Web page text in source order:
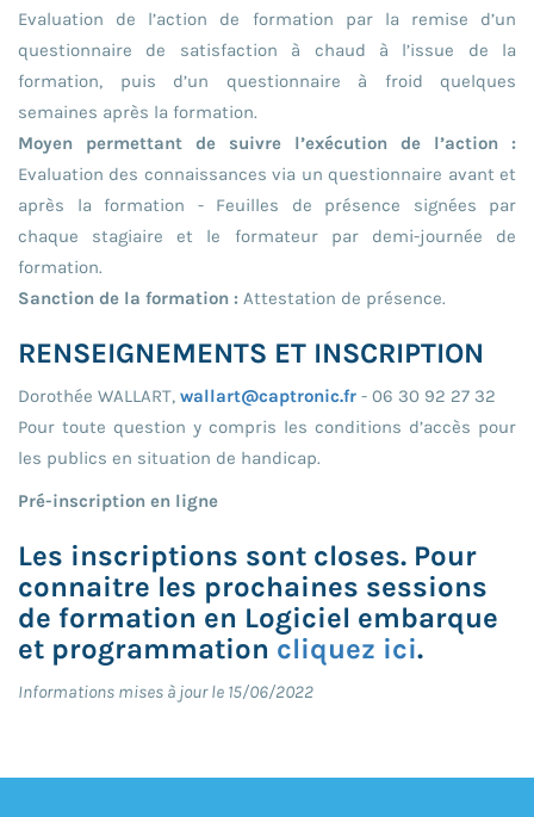
Evaluation de l’action de formation par la remise d’un
questionnaire de satisfaction à chaud à l’issue de la
formation, puis d’un questionnaire à froid quelques
semaines après la formation.
Moyen permettant de suivre l’exécution de l’action :
Evaluation des connaissances via un questionnaire avant et
après la formation - Feuilles de présence signées par
chaque stagiaire et le formateur par demi-journée de
formation.
Sanction de la formation : Attestation de présence.
RENSEIGNEMENTS ET INSCRIPTION
Dorothée WALLART, wallart@captronic.fr - 06 30 92 27 32
Pour toute question y compris les conditions d’accès pour
les publics en situation de handicap.
Pré-inscription en ligne
Les inscriptions sont closes. Pour
connaitre les prochaines sessions
de formation en Logiciel embarque
et programmation cliquez ici.
Informations mises à jour le 15/06/2022